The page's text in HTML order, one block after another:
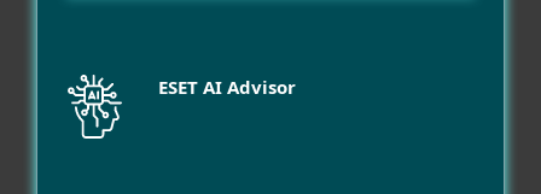
ESET AI Advisor